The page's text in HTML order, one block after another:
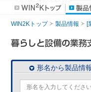
WIN2Kトップ 製品情報 [
形名から製品情